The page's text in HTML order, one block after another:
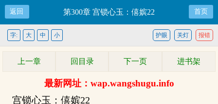
返回 第300章 宫锁心玉：僖嫔22 首页
报错
关灯
护眼
字: 大 中 小
上一章 回目录 下一页 进书架
最新网址：wap.wangshugu.info
宫锁心玉：僖嫔22